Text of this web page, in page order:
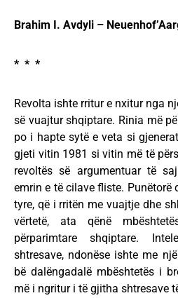
Brahim I. Avdyli –
* * *
Revolta ishte rritur e nxitur nga
së vuajtur shqiptare. Rinia më
po i hapte sytë e veta si
gjeti vitin 1981 si vitin më të
revoltës së argumentuar të
emrin e të cilave fliste. Punëtorë
tyre, që i rritën me vuajtje dhe
vërtetë, ata qënë
përparimtare shqiptare.
shtresave, ndonëse ishte me
bë dalëngadalë mbështetës i
më i ngritur i të gjitha shtresave